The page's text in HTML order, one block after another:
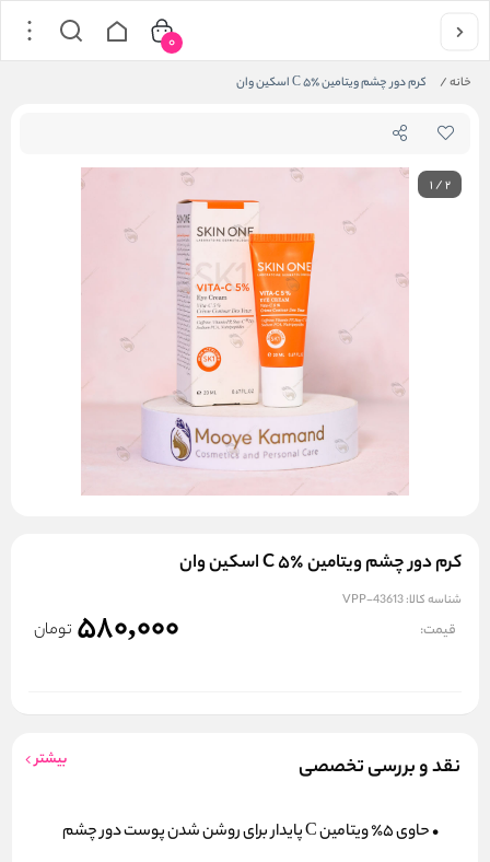
خانه/ کرم دور چشم ویتامین C ۵٪ اسکین وان
0
1/2
کرم دور چشم ویتامین C ۵٪ اسکین وان
شناسه کالا:VPP-43613
قیمت: 580,000 تومان
نقد و بررسی تخصصی بیشتر
• حاوی۵٪ ویتامین C پایدار برای روشن شدن پوست دور چشم